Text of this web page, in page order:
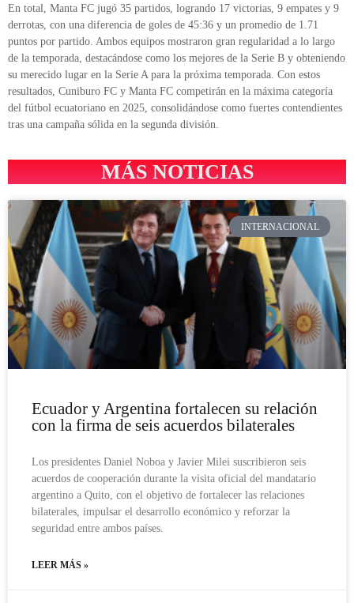
En total, Manta FC jugó 35 partidos, logrando 17 victorias, 9 empates y 9
derrotas, con una diferencia de goles de 45:36 y un promedio de 1.71
puntos por partido. Ambos equipos mostraron gran regularidad a lo largo
de la temporada, destacándose como los mejores de la Serie B y obteniendo
su merecido lugar en la Serie A para la próxima temporada. Con estos
resultados, Cuniburo FC y Manta FC competirán en la máxima categoría
del fútbol ecuatoriano en 2025, consolidándose como fuertes contendientes
tras una campaña sólida en la segunda división.
MÁS NOTICIAS
INTERNACIONAL
Ecuador y Argentina fortalecen su relación
con la firma de seis acuerdos bilaterales
Los presidentes Daniel Noboa y Javier Milei suscribieron seis
acuerdos de cooperación durante la visita oficial del mandatario
argentino a Quito, con el objetivo de fortalecer las relaciones
bilaterales, impulsar el desarrollo económico y reforzar la
seguridad entre ambos países.
LEER MÁS »